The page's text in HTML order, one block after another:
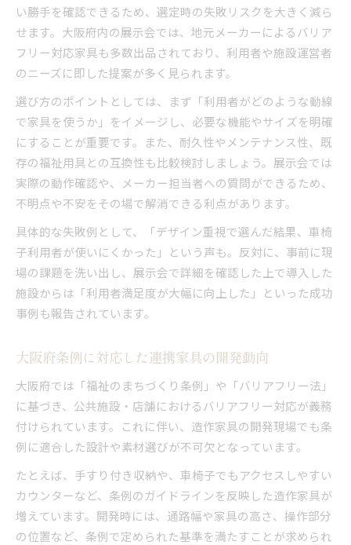
い勝手を確認できるため、選定時の失敗リスクを大きく減ら
せます。大阪府内の展示会では、地元メーカーによるバリア
フリー対応家具も多数出品されており、利用者や施設運営者
のニーズに即した提案が多く見られます。
選び方のポイントとしては、まず「利用者がどのような動線
で家具を使うか」をイメージし、必要な機能やサイズを明確
にすることが重要です。また、耐久性やメンテナンス性、既
存の福祉用具との互換性も比較検討しましょう。展示会では
実際の動作確認や、メーカー担当者への質問ができるため、
不明点や不安をその場で解消できる利点があります。
具体的な失敗例として、「デザイン重視で選んだ結果、車椅
子利用者が使いにくかった」という声も。反対に、事前に現
場の課題を洗い出し、展示会で詳細を確認した上で導入した
施設からは「利用者満足度が大幅に向上した」といった成功
事例も報告されています。
大阪府条例に対応した連携家具の開発動向
大阪府では「福祉のまちづくり条例」や「バリアフリー法」
に基づき、公共施設・店舗におけるバリアフリー対応が義務
付けられています。これに伴い、造作家具の開発現場でも条
例に適合した設計や素材選びが不可欠となっています。
たとえば、手すり付き収納や、車椅子でもアクセスしやすい
カウンターなど、条例のガイドラインを反映した造作家具が
増えています。開発時には、通路幅や家具の高さ、操作部分
の位置など、条例で定められた基準を満たすことが求められ